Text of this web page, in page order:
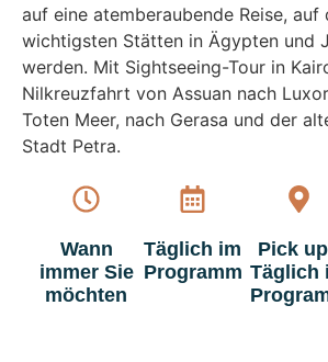
auf eine atemberaubende Reise, auf
wichtigsten Stätten in Ägypten und
werden. Mit Sightseeing-Tour in
Nilkreuzfahrt von Assuan nach
Toten Meer, nach Gerasa und der
Stadt Petra.
Wann
immer Sie
möchten
Täglich im
Programm
Pick
Täglich